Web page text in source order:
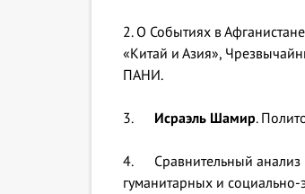
2. О Событиях в
«Китай и Азия»,
ПАНИ.
3. Исраэль Шамир.
4. Сравнительный анализ
гуманитарных и социально-